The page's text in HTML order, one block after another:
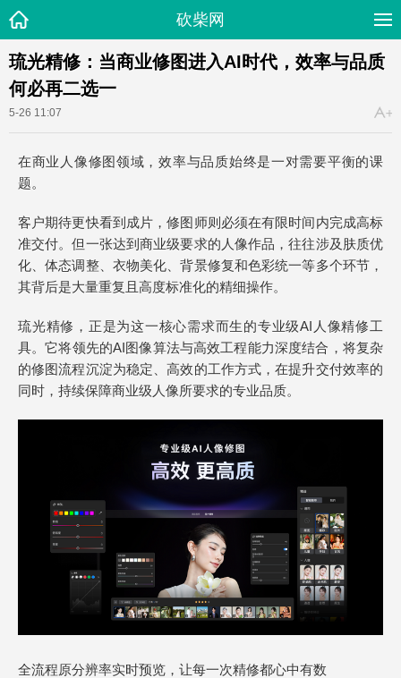
砍柴网
琉光精修：当商业修图进入AI时代，效率与品质
何必再二选一
5-26 11:07
在商业人像修图领域，效率与品质始终是一对需要平衡的课
题。
客户期待更快看到成片，修图师则必须在有限时间内完成高标
准交付。但一张达到商业级要求的人像作品，往往涉及肤质优
化、体态调整、衣物美化、背景修复和色彩统一等多个环节，
其背后是大量重复且高度标准化的精细操作。
琉光精修，正是为这一核心需求而生的专业级AI人像精修工
具。它将领先的AI图像算法与高效工程能力深度结合，将复杂
的修图流程沉淀为稳定、高效的工作方式，在提升交付效率的
同时，持续保障商业级人像所要求的专业品质。
全流程原分辨率实时预览，让每一次精修都心中有数